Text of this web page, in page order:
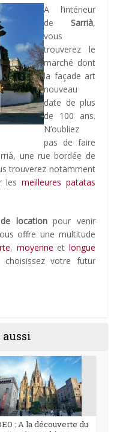
A l’intérieur
de Sarrià,
vous
trouverez le
marché dont
la façade art
nouveau
date de plus
de 100 ans.
N’oubliez
pas de faire
une rue bordée de
trouverez notamment
lesmeilleures patatas
locationpour venir
offre une multitude
, moyenne et longue
votre futur
aussi
: A la découverte du